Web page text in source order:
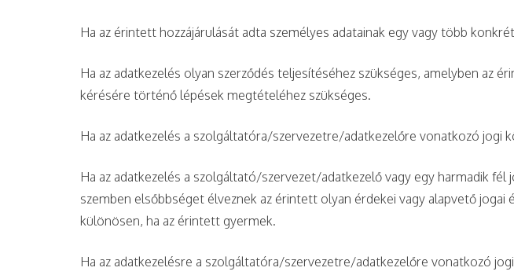
Ha az érintett hozzájárulását adta személyes adatainak egy vagy több
Ha az adatkezelés olyan szerződés teljesítéséhez szükséges, amelyben az
kérésére történő lépések megtételéhez szükséges.
Ha az adatkezelés a szolgáltatóra/szervezetre/adatkezelőre vonatkozó jogi
Ha az adatkezelés a szolgáltató/szervezet/adatkezelő vagy egy harmadik
szemben elsőbbséget élveznek az érintett olyan érdekei vagy alapvető
különösen, ha az érintett gyermek.
Ha az adatkezelésre a szolgáltatóra/szervezetre/adatkezelőre vonatkozó